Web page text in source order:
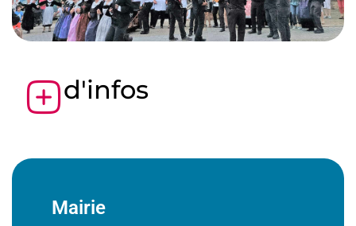
d'infos
Mairie